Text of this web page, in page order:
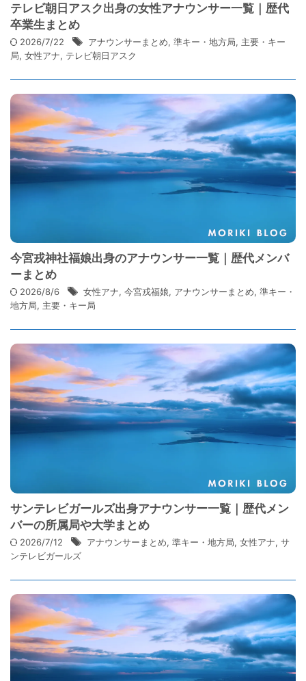
テレビ朝日アスク出身の女性アナウンサー一覧｜歴代
卒業生まとめ
2026/7/22 アナウンサーまとめ, 準キー・地方局, 主要・キー
局, 女性アナ, テレビ朝日アスク
今宮戎神社福娘出身のアナウンサー一覧｜歴代メンバ
ーまとめ
2026/8/6 女性アナ, 今宮戎福娘, アナウンサーまとめ, 準キー・
地方局, 主要・キー局
サンテレビガールズ出身アナウンサー一覧｜歴代メン
バーの所属局や大学まとめ
2026/7/12 アナウンサーまとめ, 準キー・地方局, 女性アナ, サ
ンテレビガールズ